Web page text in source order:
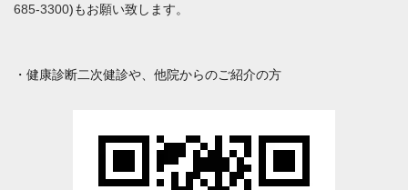
685-3300)もお願い致します。
・健康診断二次健診や、他院からのご紹介の方